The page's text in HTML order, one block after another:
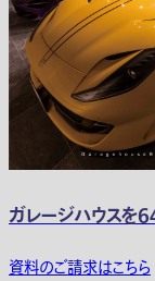
ガレージハウスを
資料のご請求はこちら